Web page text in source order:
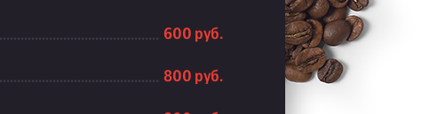
600 руб.
800 руб.